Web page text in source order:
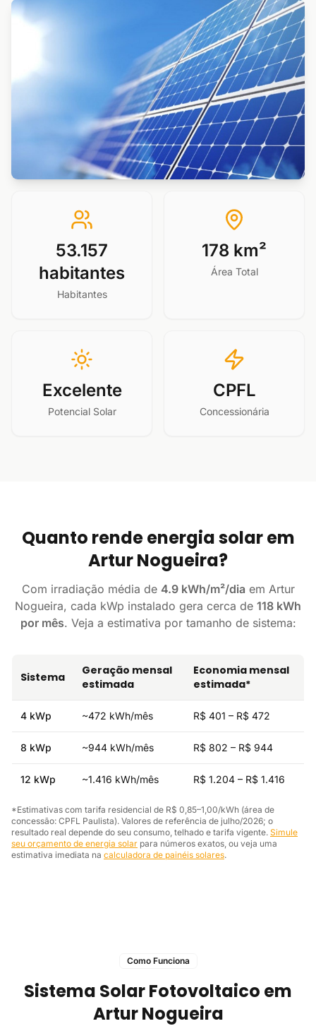
53.157
habitantes
Habitantes
178 km²
Área Total
Excelente
Potencial Solar
CPFL
Concessionária
Quanto rende energia solar em
Artur Nogueira?
Com irradiação média de 4.9 kWh/m²/dia em Artur
Nogueira, cada kWp instalado gera cerca de 118 kWh
por mês. Veja a estimativa por tamanho de sistema:
Sistema
Geração mensal
estimada
Economia mensal
estimada*
4 kWp ~472 kWh/mês R$ 401 – R$ 472
8 kWp ~944 kWh/mês R$ 802 – R$ 944
12 kWp ~1.416 kWh/mês R$ 1.204 – R$ 1.416
*Estimativas com tarifa residencial de R$ 0,85–1,00/kWh (área de
concessão: CPFL Paulista). Valores de referência de julho/2026; o
resultado real depende do seu consumo, telhado e tarifa vigente. Simule
seu orçamento de energia solar para números exatos, ou veja uma
estimativa imediata na calculadora de painéis solares.
Como Funciona
Sistema Solar Fotovoltaico em
Artur Nogueira